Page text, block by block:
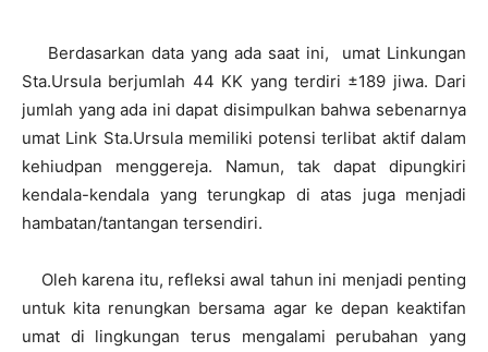
Berdasarkan data yang ada saat ini, umat Linkungan
Sta.Ursula berjumlah 44 KK yang terdiri ±189 jiwa. Dari
jumlah yang ada ini dapat disimpulkan bahwa sebenarnya
umat Link Sta.Ursula memiliki potensi terlibat aktif dalam
kehiudpan menggereja. Namun, tak dapat dipungkiri
kendala-kendala yang terungkap di atas juga menjadi
hambatan/tantangan tersendiri.
Oleh karena itu, refleksi awal tahun ini menjadi penting
untuk kita renungkan bersama agar ke depan keaktifan
umat di lingkungan terus mengalami perubahan yang